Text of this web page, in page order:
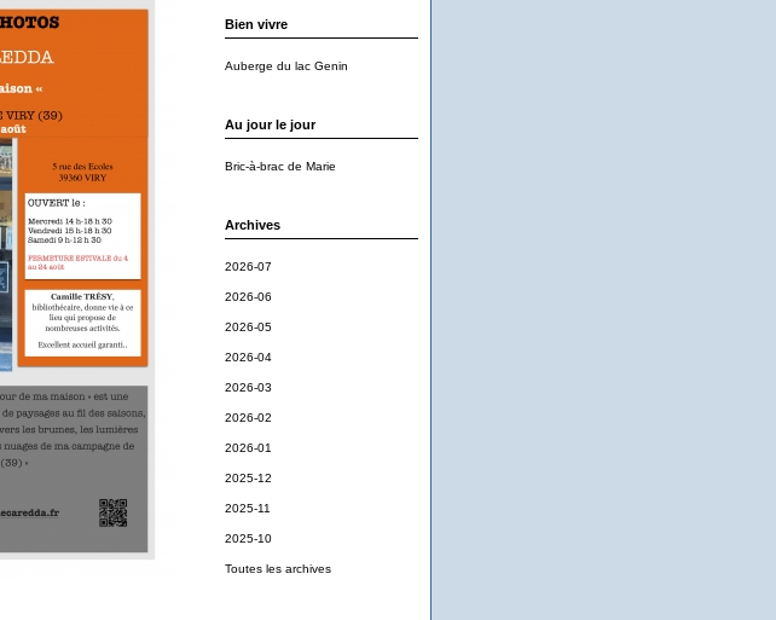
Bien vivre
Auberge du lac Genin
Au jour le jour
Bric-à-brac de Marie
Archives
2026-07
2026-06
2026-05
2026-04
2026-03
2026-02
2026-01
2025-12
2025-11
2025-10
Toutes les archives